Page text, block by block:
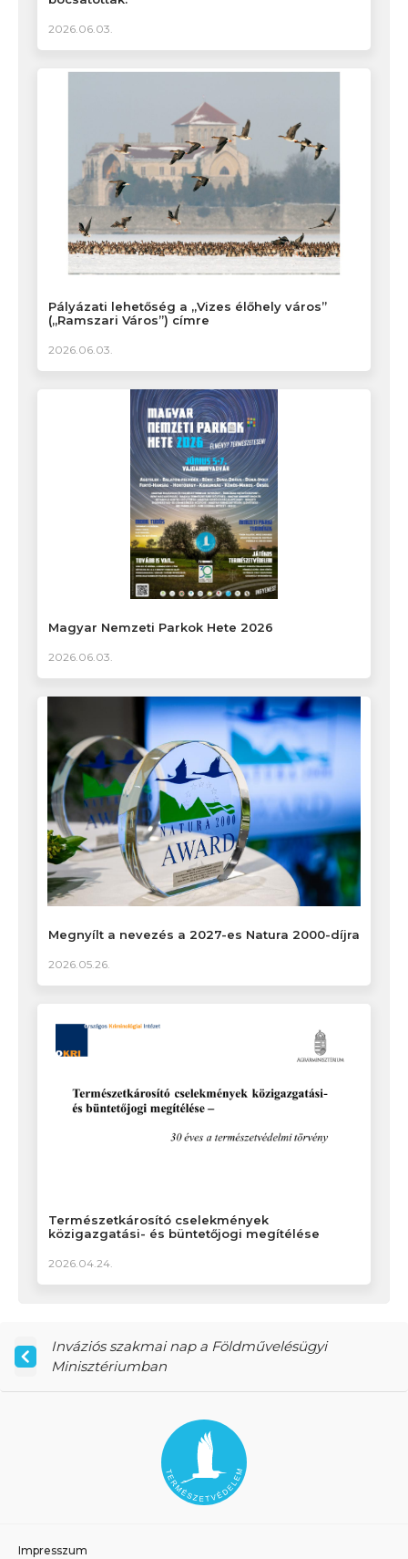
2026.06.03.
Pályázati lehetőség a „Vizes élőhely város”
(„Ramszari Város”) címre
2026.06.03.
Magyar Nemzeti Parkok Hete 2026
2026.06.03.
Megnyílt a nevezés a 2027-es Natura 2000-díjra
2026.05.26.
Természetkárosító cselekmények
közigazgatási- és büntetőjogi megítélése
2026.04.24.
Inváziós szakmai nap a Földművelésügyi
Minisztériumban
Impresszum